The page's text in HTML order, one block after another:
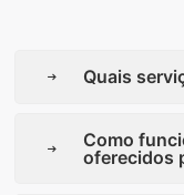
Quais
Como
oferecidos